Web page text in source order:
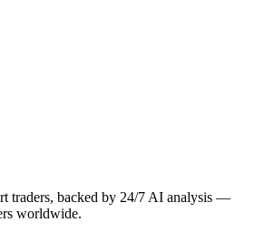
traders, backed by 24/7 AI analysis —
worldwide.